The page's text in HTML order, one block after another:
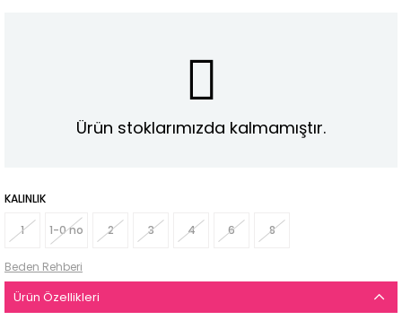
Ürün stoklarımızda kalmamıştır.
KALINLIK
1 1-0 no 2 3 4 6 8
Beden Rehberi
Ürün Özellikleri